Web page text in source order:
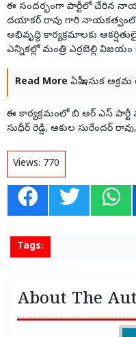
ఈ సందర్భంగా పార్టీలో చేరిన
దయాకర్ రావు గారి నాయకత్వంలో
అభివృద్ధి కార్యక్రమాలకు
ఎన్నికల్లో మంత్రి ఎర్రబెల్లి
Read More ఏపీ ఇసుక
ఈ కార్యక్రమంలో బి అర్ ఎస్
సుధీర్ రెడ్డి, ఆకుల సురేందర్
Views: 770
Tags:
About The